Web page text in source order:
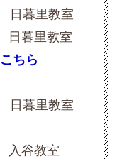
日暮里教室
日暮里教室
こちら
日暮里教室
入谷教室